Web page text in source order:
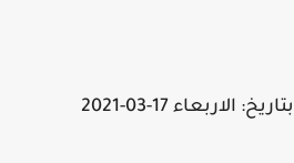
الاربعاء 17-03-2021